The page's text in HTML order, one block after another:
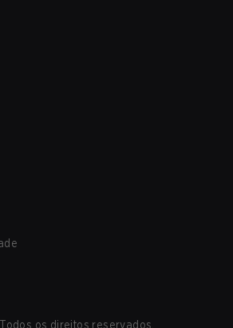
os direitos reservados.